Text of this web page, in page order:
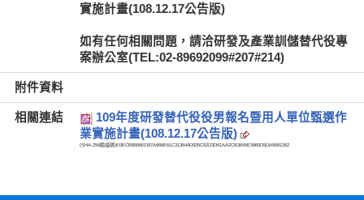
實施計畫(108.12.17公告版)
如有任何相關問題，請洽研發及產業訓儲替代役專
案辦公室(TEL:02-89692099#207#214)
附件資料
相關連結
109年度研發替代役役男報名暨用人單位甄選作
業實施計畫(108.12.17公告版)
(SHA-256驗證碼)E0ECB8506ED97A666E61C313644D925C02D3D61AA2CB3645E3960D5DA9591262